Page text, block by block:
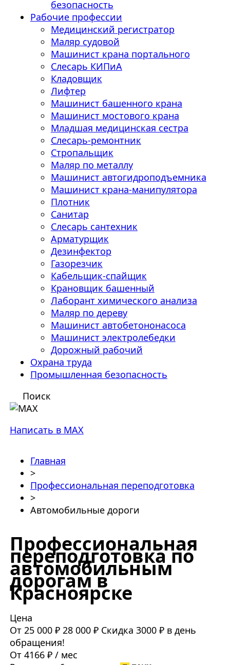
безопасность
Рабочие профессии
Медицинский регистратор
Маляр судовой
Машинист крана портального
Слесарь КИПиА
Кладовщик
Лифтер
Машинист башенного крана
Машинист мостового крана
Младшая медицинская сестра
Слесарь-ремонтник
Стропальщик
Маляр по металлу
Машинист автогидроподъемника
Машинист крана-манипулятора
Плотник
Санитар
Слесарь сантехник
Арматурщик
Дезинфектор
Газорезчик
Кабельщик-спайщик
Крановщик башенный
Лаборант химического анализа
Маляр по дереву
Машинист автобетононасоса
Машинист электролебедки
Дорожный рабочий
Охрана труда
Промышленная безопасность
Поиск
Написать в MAX
Главная
>
Профессиональная переподготовка
>
Автомобильные дороги
Профессиональная
переподготовка по
автомобильным
дорогам в
Красноярске
Цена
От 25 000 ₽ 28 000 ₽ Скидка 3000 ₽ в день
обращения!
От 4166 ₽ / мес